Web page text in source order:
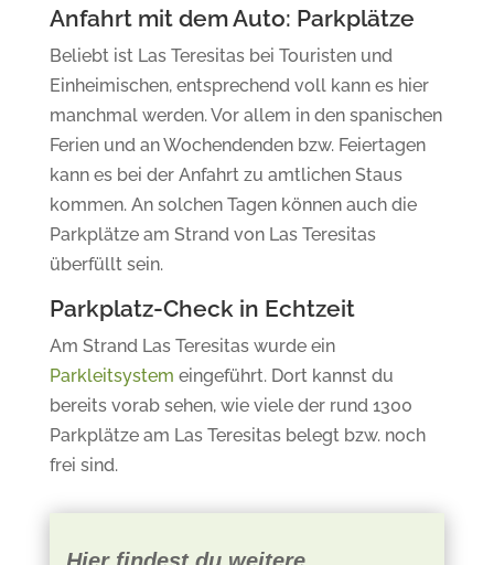
Anfahrt mit dem Auto: Parkplätze
Beliebt ist Las Teresitas bei Touristen und
Einheimischen, entsprechend voll kann es hier
manchmal werden. Vor allem in den spanischen
Ferien und an Wochendenden bzw. Feiertagen
kann es bei der Anfahrt zu amtlichen Staus
kommen. An solchen Tagen können auch die
Parkplätze am Strand von Las Teresitas
überfüllt sein.
Parkplatz-Check in Echtzeit
Am Strand Las Teresitas wurde ein
Parkleitsystem eingeführt. Dort kannst du
bereits vorab sehen, wie viele der rund 1300
Parkplätze am Las Teresitas belegt bzw. noch
frei sind.